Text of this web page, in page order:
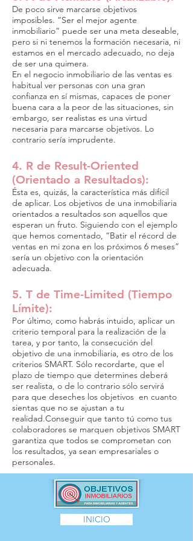
De poco sirve marcarse objetivos
imposibles. “Ser el mejor agente
inmobiliario” puede ser una meta deseable,
pero si ni tenemos la formación necesaria, ni
estamos en el mercado adecuado, no deja
de ser una quimera.
En el negocio inmobiliario de las ventas es
habitual ver personas con una gran
confianza en sí mismas, capaces de poner
buena cara a la peor de las situaciones, sin
embargo, ser realistas es una virtud
necesaria para marcarse objetivos. Lo
contrario sería imprudente.
4. R de Result-Oriented
(Orientado a Resultados):
Ésta es, quizás, la característica más difícil
de aplicar. Los objetivos de una inmobiliaria
orientados a resultados son aquellos que
esperan un fruto. Siguiendo con el ejemplo
que hemos comentado, “Batir el récord de
ventas en mi zona en los próximos 6 meses”
sería un objetivo con la orientación
adecuada.
5. T de Time-Limited (Tiempo
Límite):
Por último, como habrás intuido, aplicar un
criterio temporal para la realización de la
tarea, y por tanto, la consecución del
objetivo de una inmobiliaria, es otro de los
criterios SMART. Sólo recordarte, que el
plazo de tiempo que determines deberá
ser realista, o de lo contrario sólo servirá
para que deseches los objetivos en cuanto
sientas que no se ajustan a tu
realidad.Conseguir que tanto tú como tus
colaboradores se marquen objetivos SMART
garantiza que todos se comprometan con
los resultados, ya sean empresariales o
personales.
INICIO